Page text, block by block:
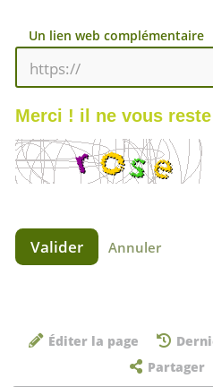
Un lien web complémentaire
Merci ! il ne vous
Valider Annuler
Éditer la page
Partager